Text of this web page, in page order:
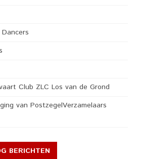
Club ZLC Los van de Grond
van PostzegelVerzamelaars
BERICHTEN